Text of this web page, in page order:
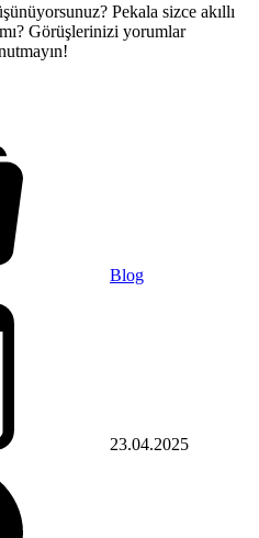
Pekala sizce akıllı
Görüşlerinizi yorumlar
Blog
23.04.2025